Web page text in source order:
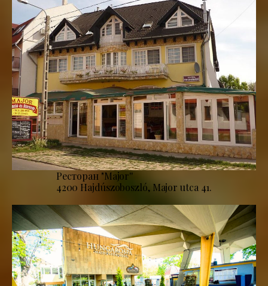
Ресторан "Major''
4200 Hajdúszoboszló, Major utca 41.